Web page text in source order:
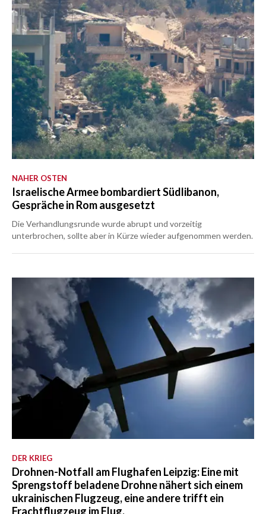
NAHER OSTEN
Israelische Armee bombardiert Südlibanon,
Gespräche in Rom ausgesetzt
Die Verhandlungsrunde wurde abrupt und vorzeitig
unterbrochen, sollte aber in Kürze wieder aufgenommen werden.
DER KRIEG
Drohnen-Notfall am Flughafen Leipzig: Eine mit
Sprengstoff beladene Drohne nähert sich einem
ukrainischen Flugzeug, eine andere trifft ein
Frachtflugzeug im Flug.